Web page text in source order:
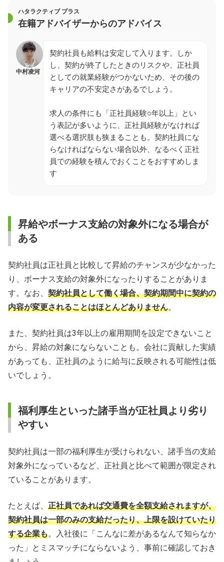
ハタラクティブ プラス
在籍アドバイザーからのアドバイス
中村凌河
契約社員も給料は安定して入ります。しか
し、契約が終了したときのリスクや、正社員
としての就業経験がつかないため、その後の
キャリアの不安定さがあるでしょう。
求人の条件にも「正社員経験○年以上」とい
う表記が多いように、正社員経験がなければ
選べる選択肢も狭まることも。契約社員にな
らなければならない場合以外、なるべく正社
員での経験を積んでおくことをおすすめしま
す
昇給やボーナス支給の対象外になる場合が
ある
契約社員は正社員と比較して昇給のチャンスが少なかった
り、ボーナス支給の対象外になったりすることがありま
す。なお、 契約社員として働く場合、契約期間中に契約の
内容が変更されることはほとんどありません。
また、契約社員は3年以上の雇用期間を設定できないこと
から、昇給の対象にならないことも。会社に貢献した実績
があっても、正社員のように給与に反映される可能性は低
いでしょう。
福利厚生といった諸手当が正社員より劣り
やすい
契約社員は一部の福利厚生が受けられない、諸手当の支給
対象外になっているなど、正社員と比べて範囲が限定され
ていることがあります。
たとえば、 正社員であれば交通費を全額支給されますが、
契約社員は一部のみの支給だったり、上限を設けていたり
する企業も。入社後に「こんなに差があるなんて知らなか
った」とミスマッチにならないよう、事前に確認しておき